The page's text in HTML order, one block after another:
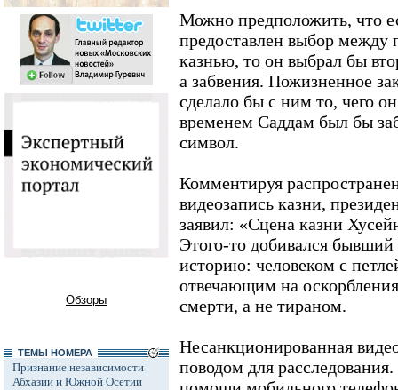
Обзоры
ТЕМЫ НОМЕРА
Признание независимости
Абхазии и Южной Осетии
Можно предположить, что
предоставлен выбор
казнью, то он выбрал бы
а забвения. Пожизненное
сделало бы с ним то, чего
временем Саддам был бы
символ.
Комментируя
видеозапись казни,
заявил: «Сцена казни
Этого-то добивался
историю: человеком с
отвечающим на
смерти, а не тираном.
Несанкционированная
поводом для